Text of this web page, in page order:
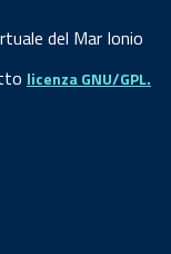
del Mar Ionio
licenza GNU/GPL.